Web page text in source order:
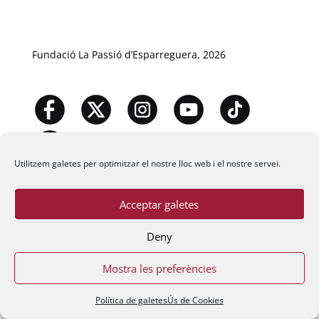
Utilitzem galetes per optimitzar el nostre lloc web i el nostre servei.
Acceptar galetes
Deny
Mostra les preferències
Política de galetesÚs de Cookies
Fundació La Passió d’Esparreguera, 2026